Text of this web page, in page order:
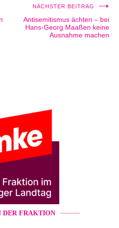
NÄCHSTER BEITRAG
Antisemitismus ächten – bei
Hans-Georg Maaßen keine
Ausnahme machen
DER FRAKTION